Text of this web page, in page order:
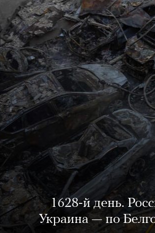
1628-й день.
Украина — по